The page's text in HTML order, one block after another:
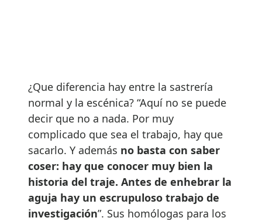
¿Que diferencia hay entre la sastrería
normal y la escénica? “Aquí no se puede
decir que no a nada. Por muy
complicado que sea el trabajo, hay que
sacarlo. Y además no basta con saber
coser: hay que conocer muy bien la
historia del traje. Antes de enhebrar la
aguja hay un escrupuloso trabajo de
investigación”. Sus homólogas para los